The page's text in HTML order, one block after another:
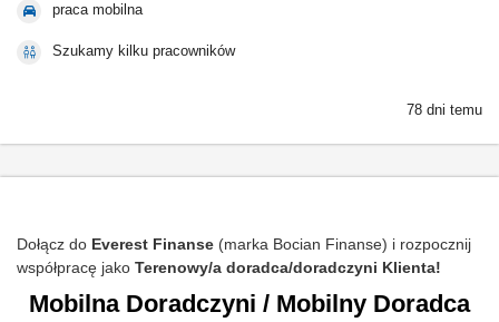
praca mobilna
Szukamy kilku pracowników
78 dni temu
Dołącz do Everest Finanse (marka Bocian Finanse) i rozpocznij
współpracę jako Terenowy/a doradca/doradczyni Klienta!
Mobilna Doradczyni / Mobilny Doradca